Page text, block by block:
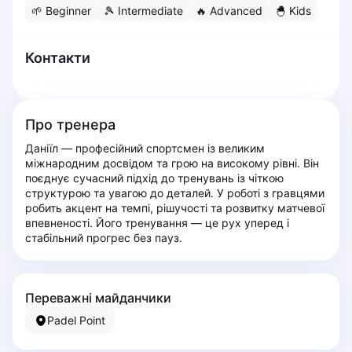
Dabrowa Gornicza
Kalisz
Katowice
Katowice Area
Kielce
Kościerzyna
Krakow
Lublin
Nowy Sącz
Olsztyn
🌱 Beginner 🎾 Intermediate 🔥 Advanced 🐣 Kids
Контакти
Про тренера
Даніїл — професійний спортсмен із великим
міжнародним досвідом та грою на високому рівні. Він
поєднує сучасний підхід до тренувань із чіткою
структурою та увагою до деталей. У роботі з гравцями
робить акцент на темпі, рішучості та розвитку матчевої
впевненості. Його тренування — це рух уперед і
стабільний прогрес без пауз.
Переважні майданчики
Padel Point